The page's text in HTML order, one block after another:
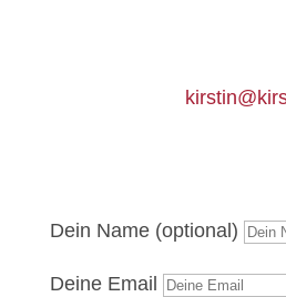
Dein Name (optional)
Deine Email